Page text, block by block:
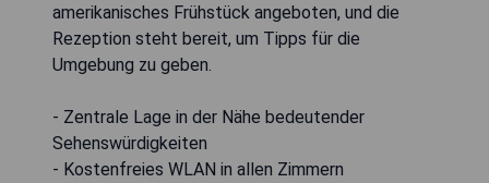
amerikanisches Frühstück angeboten, und die
Rezeption steht bereit, um Tipps für die
Umgebung zu geben.
- Zentrale Lage in der Nähe bedeutender
Sehenswürdigkeiten
- Kostenfreies WLAN in allen Zimmern